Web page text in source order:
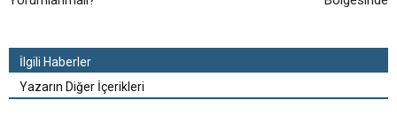
İlgili Haberler
Yazarın Diğer İçerikleri